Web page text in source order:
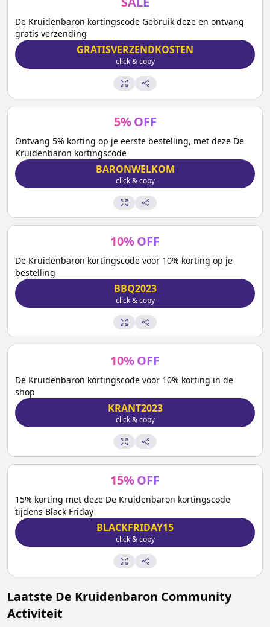
De Kruidenbaron kortingscode Gebruik deze en ontvang
gratis verzending
GRATISVERZENDKOSTEN
click & copy
5% OFF
Ontvang 5% korting op je eerste bestelling, met deze De
Kruidenbaron kortingscode
BARONWELKOM
click & copy
10%OFF
De Kruidenbaron kortingscode voor 10% korting op je
bestelling
BBQ2023
click & copy
10%OFF
De Kruidenbaron kortingscode voor 10% korting in de
shop
KRANT2023
click & copy
15%OFF
15% korting met deze De Kruidenbaron kortingscode
tijdens Black Friday
BLACKFRIDAY15
click & copy
Laatste De Kruidenbaron Community
Activiteit